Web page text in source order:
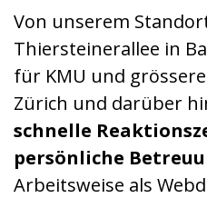
Von unserem
Thiersteinerallee in
für KMU und
Zürich und darüber
schnelle
persönliche
Arbeitsweise als